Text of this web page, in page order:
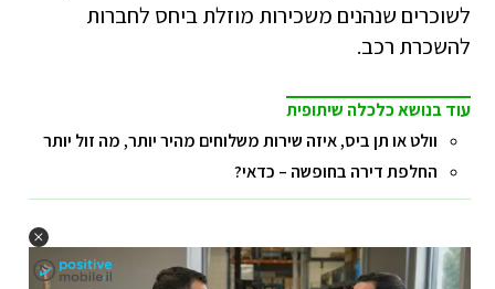
לשוכרים שנהנים משכירות מוזלת ביחס לחברות
להשכרת רכב.
עוד בנושא כלכלה שיתופית
וולט או תן ביס, איזה שירות משלוחים מהיר יותר, מה זול יותר
החלפת דירה בחופשה – כדאי?